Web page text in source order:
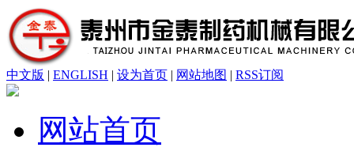
中文版 | ENGLISH | 设为首页 | 网站地图 | RSS订阅
网站首页